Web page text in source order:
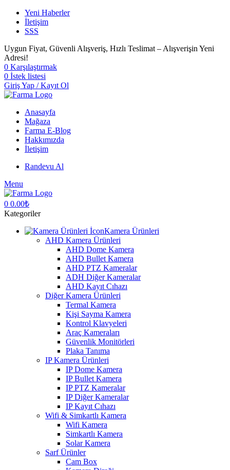
Yeni Haberler
İletişim
SSS
Uygun Fiyat, Güvenli Alışveriş, Hızlı Teslimat – Alışverişin Yeni
Adresi!
0 Karşılaştırmak
0 İstek listesi
Giriş Yap / Kayıt Ol
Anasayfa
Mağaza
Farma E-Blog
Hakkımızda
İletişim
Randevu Al
Menu
0 0.00₺
Kategoriler
Kamera Ürünleri
AHD Kamera Ürünleri
AHD Dome Kamera
AHD Bullet Kamera
AHD PTZ Kameralar
ADH Diğer Kameralar
AHD Kayıt Cıhazı
Diğer Kamera Ürünleri
Termal Kamera
Kişi Sayma Kamera
Kontrol Klavyeleri
Araç Kameraları
Güvenlik Monitörleri
Plaka Tanıma
IP Kamera Ürünleri
IP Dome Kamera
IP Bullet Kamera
IP PTZ Kameralar
IP Diğer Kameralar
IP Kayıt Cıhazı
Wifi & Simkartlı Kamera
Wifi Kamera
Simkartlı Kamera
Solar Kamera
Sarf Ürünler
Cam Box